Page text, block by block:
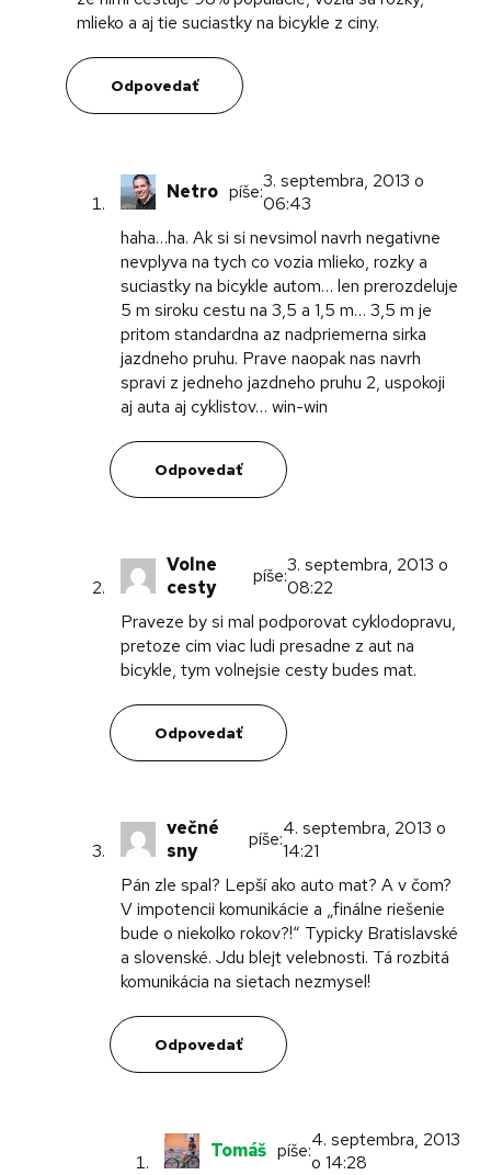
mlieko a aj tie suciastky na bicykle z ciny.
Odpovedať
Netro píše:3. septembra, 2013 o
06:43
haha…ha. Ak si si nevsimol navrh negativne
nevplyva na tych co vozia mlieko, rozky a
suciastky na bicykle autom… len prerozdeluje
5 m siroku cestu na 3,5 a 1,5 m… 3,5 m je
pritom standardna az nadpriemerna sirka
jazdneho pruhu. Prave naopak nas navrh
spravi z jedneho jazdneho pruhu 2, uspokoji
aj auta aj cyklistov… win-win
Odpovedať
Volne
cesty
píše:3. septembra, 2013 o
08:22
Praveze by si mal podporovat cyklodopravu,
pretoze cim viac ludi presadne z aut na
bicykle, tym volnejsie cesty budes mat.
Odpovedať
večné
sny
píše:4. septembra, 2013 o
14:21
Pán zle spal? Lepší ako auto mat? A v čom?
V impotencii komunikácie a „finálne riešenie
bude o niekolko rokov?!“ Typicky Bratislavské
a slovenské. Jdu blejt velebnosti. Tá rozbitá
komunikácia na sietach nezmysel!
Odpovedať
Tomáš píše:4. septembra, 2013
o 14:28